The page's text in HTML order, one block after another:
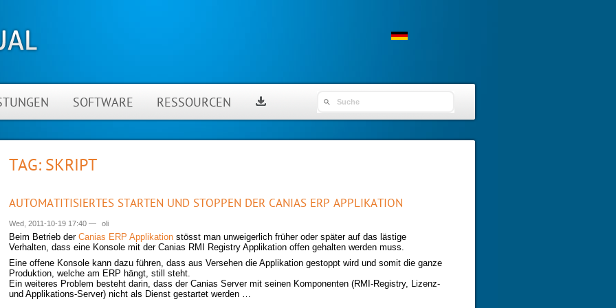
SEARCH FORM
SOFTWARE RESSOURCEN
TAG: SKRIPT
AUTOMATITISIERTES STARTEN UND STOPPEN DER CANIAS ERP APPLIKATION
Wed, 2011-10-19 17:40 — oli
Beim Betrieb der Canias ERP Applikation stösst man unweigerlich früher oder später auf das lästige
Verhalten, dass eine Konsole mit der Canias RMI Registry Applikation offen gehalten werden muss.
Eine offene Konsole kann dazu führen, dass aus Versehen die Applikation gestoppt wird und somit die ganze
Produktion, welche am ERP hängt, still steht.
Ein weiteres Problem besteht darin, dass der Canias Server mit seinen Komponenten (RMI-Registry, Lizenz-
und Applikations-Server) nicht als Dienst gestartet werden …